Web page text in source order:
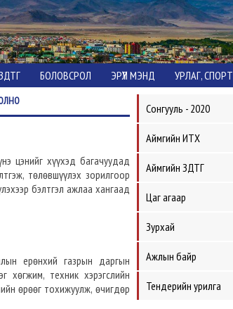
БОЛОВСРОЛ ЭРҮҮЛ МЭНД УРЛАГ, СПОРТ
цэнийг хүүхэд багачуудад
төлөвшүүлэх зорилгоор
бэлтгэл ажлаа хангаад
ерөнхий газрын даргын
хөгжим, техник хэрэгслийн
өрөөг тохижуулж, өчигдөр
Сонгууль - 2020
Аймгийн ИТХ
Аймгийн ЗДТГ
Цаг агаар
Зурхай
Ажлын байр
Тендерийн урилга